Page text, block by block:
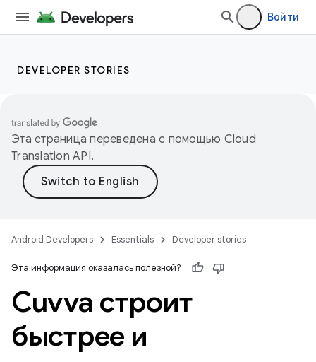
Войти
DEVELOPER STORIES
Эта страница переведена с помощью Cloud
Translation API.
Android Developers Essentials Developer stories
Эта информация оказалась полезной?
Cuvva строит
быстрее и